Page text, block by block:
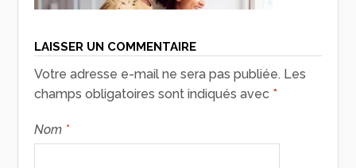
LAISSER UN COMMENTAIRE
Votre adresse e-mail ne sera pas publiée. Les
champs obligatoires sont indiqués avec *
Nom *